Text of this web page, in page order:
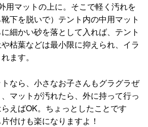
用マットの上に。そこで軽く汚れを
下を脱いで）テント内の中用マット
細かい砂を落として入れば、テント
枯葉などは最小限に抑えられ、イラ
ます。
なら、小さなお子さんもグラグラぜ
マットが汚れたら、外に持って行っ
えばOK。ちょっとしたことです
付けも楽になりますよ！